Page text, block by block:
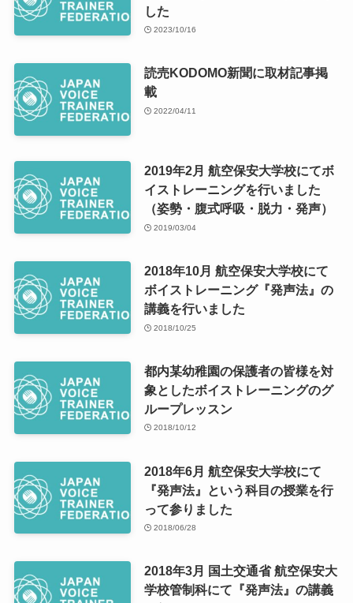
した
2023/10/16
読売KODOMO新聞に取材記事掲
載
2022/04/11
2019年2月 航空保安大学校にてボ
イストレーニングを行いました
（姿勢・腹式呼吸・脱力・発声）
2019/03/04
2018年10月 航空保安大学校にて
ボイストレーニング『発声法』の
講義を行いました
2018/10/25
都内某幼稚園の保護者の皆様を対
象としたボイストレーニングのグ
ループレッスン
2018/10/12
2018年6月 航空保安大学校にて
『発声法』という科目の授業を行
って参りました
2018/06/28
2018年3月 国土交通省 航空保安大
学校管制科にて『発声法』の講義